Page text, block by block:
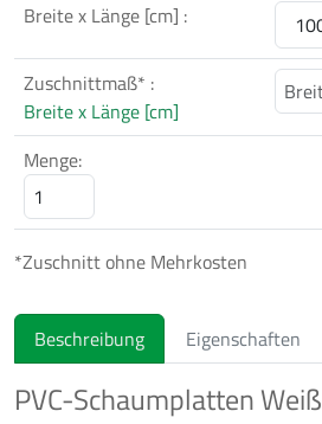
Breite x Länge [cm] :
Zuschnittmaß* :
Breite x Länge [cm]
Menge:
*Zuschnitt ohne Mehrkosten
Beschreibung Eigenschaften
PVC-Schaumplatten Weiß